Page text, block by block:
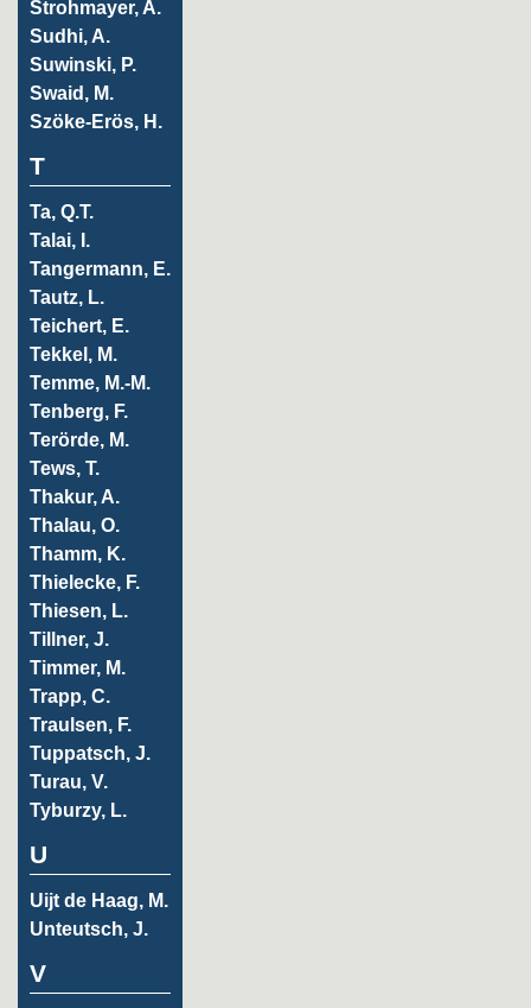
Strohmayer, A.
Sudhi, A.
Suwinski, P.
Swaid, M.
Szöke-Erös, H.
T
Ta, Q.T.
Talai, I.
Tangermann, E.
Tautz, L.
Teichert, E.
Tekkel, M.
Temme, M.-M.
Tenberg, F.
Terörde, M.
Tews, T.
Thakur, A.
Thalau, O.
Thamm, K.
Thielecke, F.
Thiesen, L.
Tillner, J.
Timmer, M.
Trapp, C.
Traulsen, F.
Tuppatsch, J.
Turau, V.
Tyburzy, L.
U
Uijt de Haag, M.
Unteutsch, J.
V